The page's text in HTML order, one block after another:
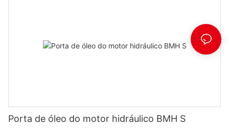
Porta de óleo do motor hidráulico BMH S